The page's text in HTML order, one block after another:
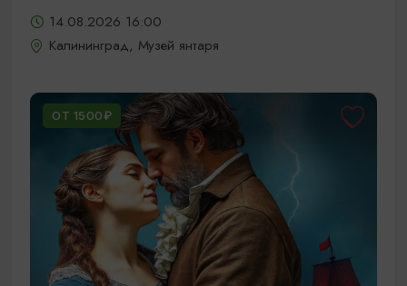
14.08.2026 16:00
Калининград, Музей янтаря
ОТ 1500₽